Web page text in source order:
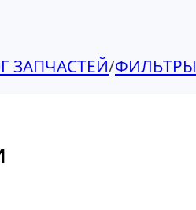
ЗАПЧАСТЕЙ/ФИЛЬТРЫ